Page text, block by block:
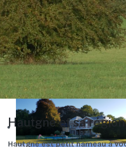
Visite Virtuelle
Hautgné et sa région
Hautgné est petit hameau à